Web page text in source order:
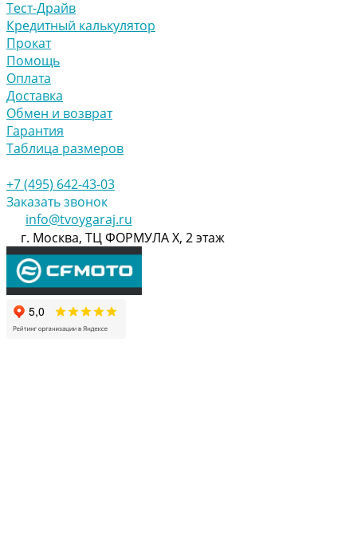
Тест-Драйв
Кредитный калькулятор
Прокат
Помощь
Оплата
Доставка
Обмен и возврат
Гарантия
Таблица размеров
+7 (495) 642-43-03
Заказать звонок
info@tvoygaraj.ru
г. Москва, ТЦ ФОРМУЛА Х, 2 этаж